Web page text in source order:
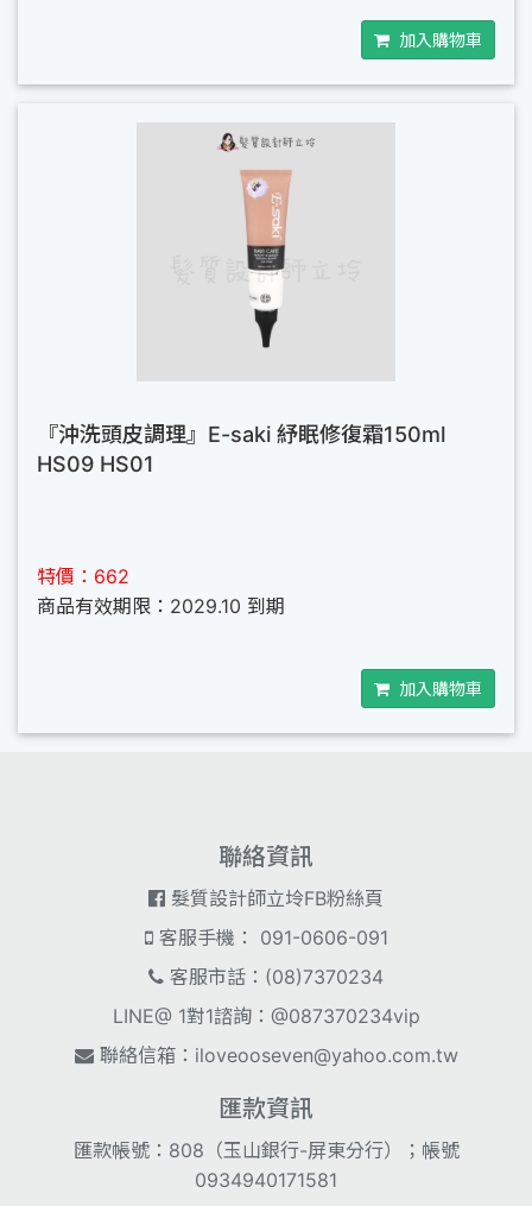
加入購物車
『沖洗頭皮調理』E-saki 紓眠修復霜150ml
HS09 HS01
特價：662
商品有效期限：2029.10 到期
加入購物車
聯絡資訊
髮質設計師立坽FB粉絲頁
客服手機： 091-0606-091
客服市話：(08)7370234
LINE@ 1對1諮詢：@087370234vip
聯絡信箱： iloveooseven@yahoo.com.tw
匯款資訊
匯款帳號：808（玉山銀行-屏東分行）；帳號
0934940171581